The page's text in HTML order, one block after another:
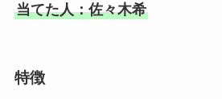
当てた人：佐々木希
特徴